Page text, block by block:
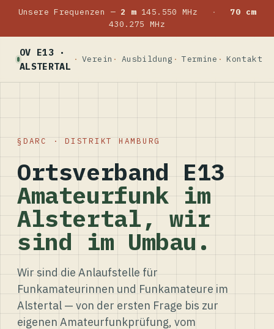
Unsere Frequenzen — 2 m145.550 MHz ·
70 cm
430.275 MHz
OV E13 ·
ALSTERTAL
Verein Ausbildung Termine Kontakt
DARC · DISTRIKT HAMBURG
Ortsverband E13
Amateurfunk im
Alstertal, wir
sind im Umbau.
Wir sind die Anlaufstelle für
Funkamateurinnen und Funkamateure im
Alstertal — von der ersten Frage bis zur
eigenen Amateurfunkprüfung, vom